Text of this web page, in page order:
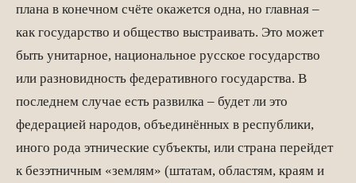
плана в конечном счёте окажется одна, но главная –
как государство и общество выстраивать. Это может
быть унитарное, национальное русское государство
или разновидность федеративного государства. В
последнем случае есть развилка – будет ли это
федерацией народов, объединённых в республики,
иного рода этнические субъекты, или страна перейдет
к безэтничным «землям» (штатам, областям, краям и